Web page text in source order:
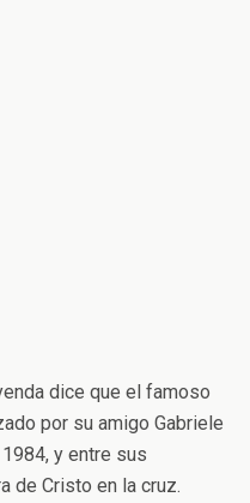
dice que el famoso
por su amigo Gabriele
y entre sus
de Cristo en la cruz.